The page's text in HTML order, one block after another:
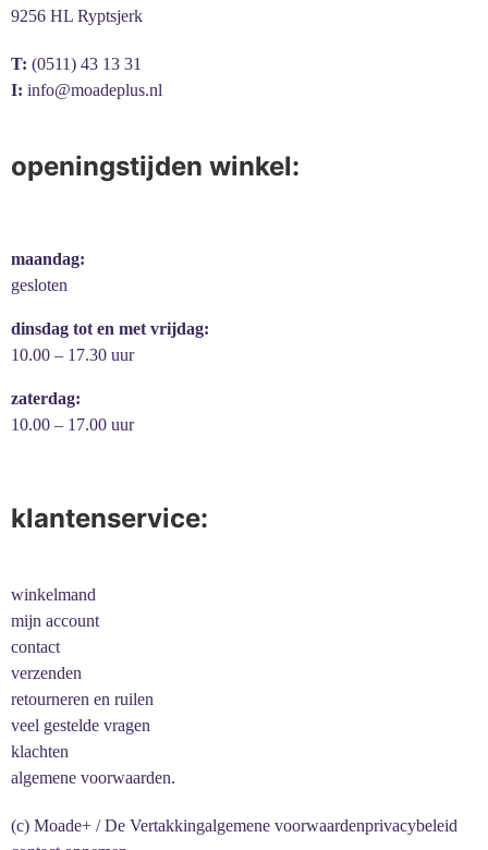
9256 HL Ryptsjerk
T: (0511) 43 13 31
I: info@moadeplus.nl
openingstijden winkel:
maandag:
gesloten
dinsdag tot en met vrijdag:
10.00 – 17.30 uur
zaterdag:
10.00 – 17.00 uur
klantenservice:
winkelmand
mijn account
contact
verzenden
retourneren en ruilen
veel gestelde vragen
klachten
algemene voorwaarden.
(c) Moade+ / De Vertakkingalgemene voorwaardenprivacybeleid